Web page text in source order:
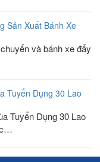
Sản Xuất Bánh Xe
và bánh xe đẩy
Tuyển Dụng 30 Lao
Tuyển Dụng 30 Lao